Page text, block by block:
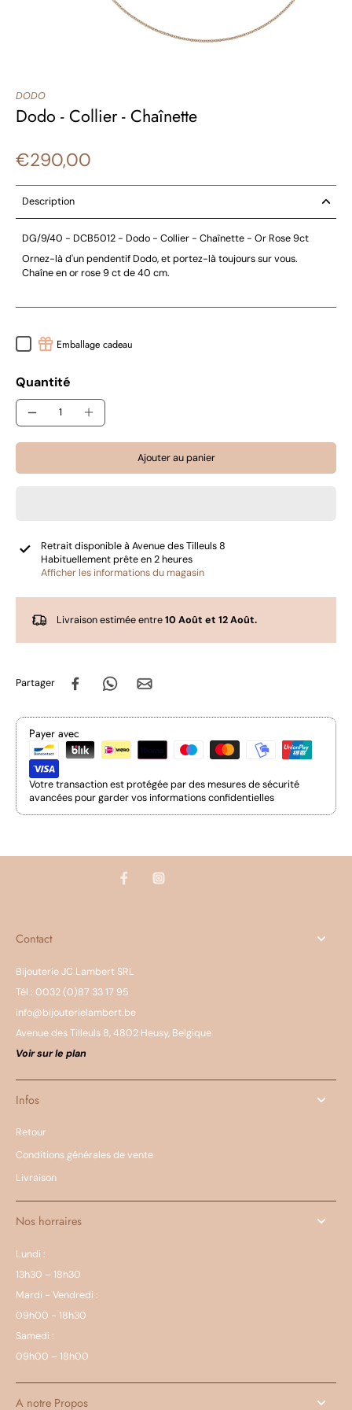
DODO
Dodo - Collier - Chaînette
€290,00
Description
DG/9/40 - DCB5012 - Dodo - Collier - Chaînette - Or Rose 9ct
Ornez-là d'un pendentif Dodo, et portez-là toujours sur vous.
Chaîne en or rose 9 ct de 40 cm.
Emballage cadeau
Quantité
Ajouter au panier
Retrait disponible àAvenue des Tilleuls 8
Habituellement prête en 2 heures
Afficher les informations du magasin
Livraison estimée entre10 Août et 12 Août.
Partager
Payer avec
Votre transaction est protégée par des mesures de sécurité
avancées pour garder vos informations confidentielles
Contact
Bijouterie JC Lambert SRL
Tél : 0032 (0)87 33 17 95
info@bijouterielambert.be
Avenue des Tilleuls 8, 4802 Heusy, Belgique
Voir sur le plan
Infos
Retour
Conditions générales de vente
Livraison
Nos horraires
Lundi :
13h30 – 18h30
Mardi - Vendredi :
09h00 - 18h30
Samedi :
09h00 – 18h00
A notre Propos